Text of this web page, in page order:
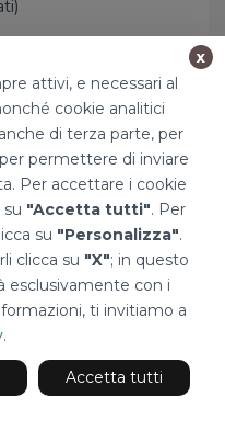
mail a
o tramite posta
S.p.A., con sede
60/A - 20089
a nominare un
dei dati
contattabile
S.p.A.con
60/a - Rozzano
attivi, e necessari al
cookie analitici
di terza parte, per
permettere di inviare
Per accettare i cookie
"Accetta tutti". Per
su "Personalizza".
clicca su "X"; in questo
esclusivamente con i
ti invitiamo a
.
x
Accetta tutti